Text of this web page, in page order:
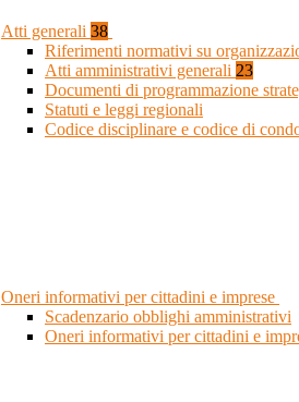
Atti generali 38
Riferimenti normativi su
Atti amministrativi generali 23
Documenti di programmazione
Statuti e leggi regionali
Codice disciplinare e codice di
Oneri informativi per cittadini e imprese
Scadenzario obblighi amministrativi
Oneri informativi per cittadini e